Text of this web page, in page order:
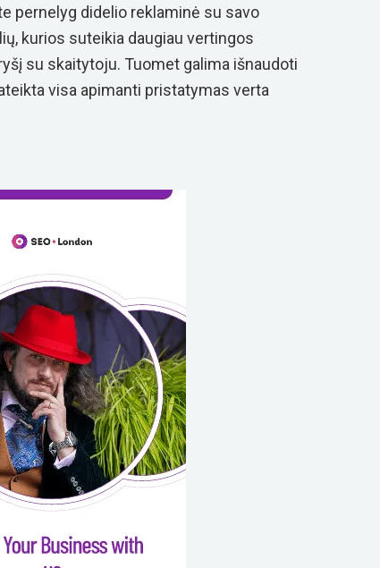
pernelyg didelio reklaminė su savo
kurios suteikia daugiau vertingos
su skaitytoju. Tuomet galima išnaudoti
visa apimanti pristatymas verta